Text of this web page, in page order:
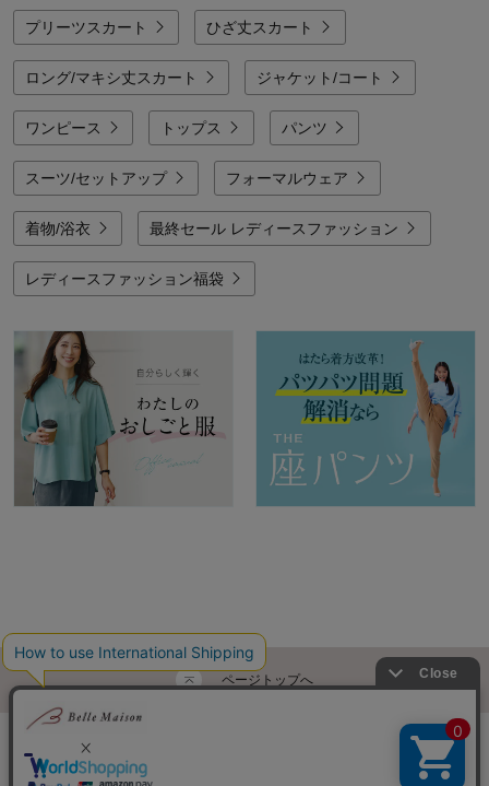
プリーツスカート ひざ丈スカート
ロング/マキシ丈スカート ジャケット/コート
ワンピース トップス パンツ
スーツ/セットアップ フォーマルウェア
着物/浴衣 最終セール レディースファッション
レディースファッション福袋
ページトップへ
ご利用ガイド・お知らせ